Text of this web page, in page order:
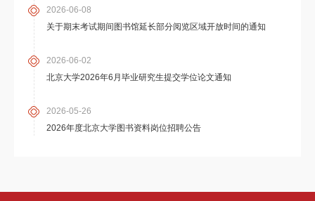
2026-06-08
关于期末考试期间图书馆延长部分阅览区域开放时间的通知
2026-06-02
北京大学2026年6月毕业研究生提交学位论文通知
2026-05-26
2026年度北京大学图书资料岗位招聘公告